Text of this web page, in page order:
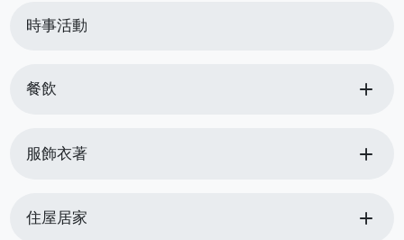
時事活動
餐飲 add
服飾衣著 add
住屋居家 add